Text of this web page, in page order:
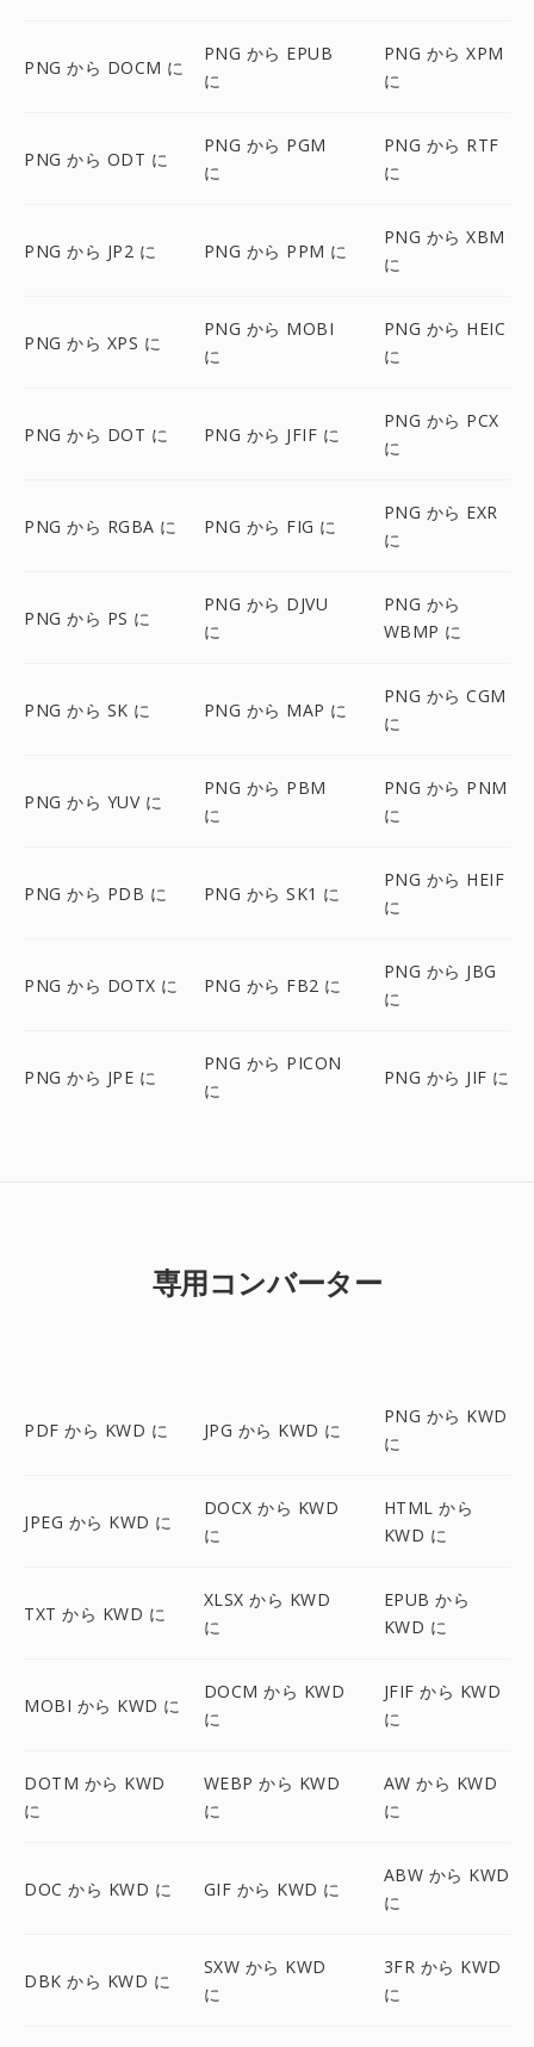
PNG から DOCM に
PNG から EPUB
に
PNG から XPM
に
PNG から ODT に
PNG から PGM
に
PNG から RTF
に
PNG から JP2 に PNG から PPM に
PNG から XBM
に
PNG から XPS に
PNG から MOBI
に
PNG から HEIC
に
PNG から DOT に PNG から JFIF に
PNG から PCX
に
PNG から RGBA に PNG から FIG に
PNG から EXR
に
PNG から PS に
PNG から DJVU
に
PNG から
WBMP に
PNG から SK に PNG から MAP に
PNG から CGM
に
PNG から YUV に
PNG から PBM
に
PNG から PNM
に
PNG から PDB に PNG から SK1 に
PNG から HEIF
に
PNG から DOTX に PNG から FB2 に
PNG から JBG
に
PNG から JPE に
PNG から PICON
に
PNG から JIF に
専用コンバーター
PDF から KWD に JPG から KWD に
PNG から KWD
に
JPEG から KWD に
DOCX から KWD
に
HTML から
KWD に
TXT から KWD に
XLSX から KWD
に
EPUB から
KWD に
MOBI から KWD に
DOCM から KWD
に
JFIF から KWD
に
DOTM から KWD
に
WEBP から KWD
に
AW から KWD
に
DOC から KWD に GIF から KWD に
ABW から KWD
に
DBK から KWD に
SXW から KWD
に
3FR から KWD
に